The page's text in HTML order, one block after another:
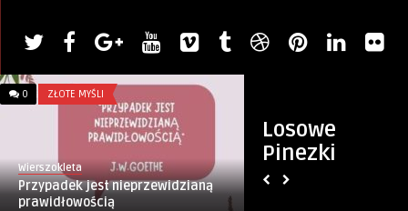
Losowe
Pinezki
0 ZŁOTE MYŚLI
Wierszokleta
Przypadek jest nieprzewidzianą
prawidłowością